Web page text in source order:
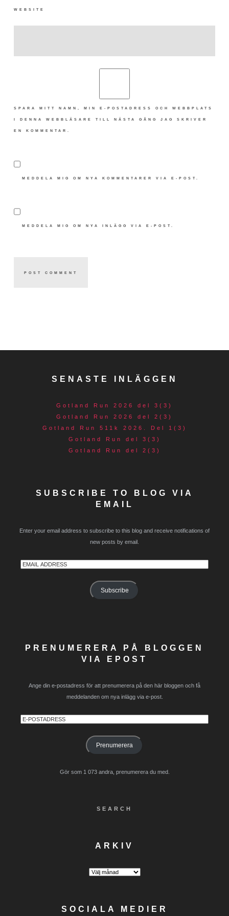
WEBSITE
SPARA MITT NAMN, MIN E-POSTADRESS OCH WEBBPLATS
I DENNA WEBBLÄSARE TILL NÄSTA GÅNG JAG SKRIVER
EN KOMMENTAR.
MEDDELA MIG OM NYA KOMMENTARER VIA E-POST.
MEDDELA MIG OM NYA INLÄGG VIA E-POST.
SENASTE INLÄGGEN
Gotland Run 2026 del 3(3)
Gotland Run 2026 del 2(3)
Gotland Run 511k 2026. Del 1(3)
Gotland Run del 3(3)
Gotland Run del 2(3)
SUBSCRIBE TO BLOG VIA
EMAIL
Enter your email address to subscribe to this blog and receive notifications of
new posts by email.
Email
Subscribe
PRENUMERERA PÅ BLOGGEN
VIA EPOST
Ange din e-postadress för att prenumerera på den här bloggen och få
meddelanden om nya inlägg via e-post.
E-
Prenumerera
Gör som 1 073 andra, prenumerera du med.
SEARCH
ARKIV
Arkiv
SOCIALA MEDIER